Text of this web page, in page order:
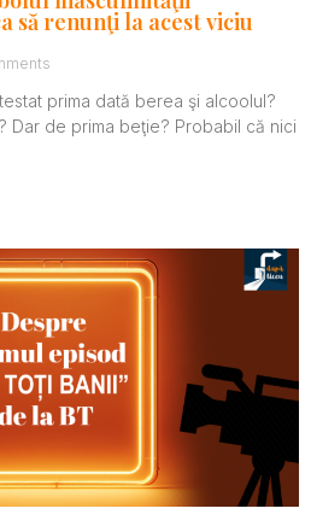
să renunţi la acest viciu
prima dată berea şi alcoolul?
Dar de prima beţie? Probabil că nici